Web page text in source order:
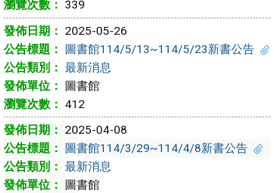
339
2025-05-26
圖書館114/5/13~114/5/23新書公告
最新消息
圖書館
412
2025-04-08
圖書館114/3/29~114/4/8新書公告
最新消息
圖書館